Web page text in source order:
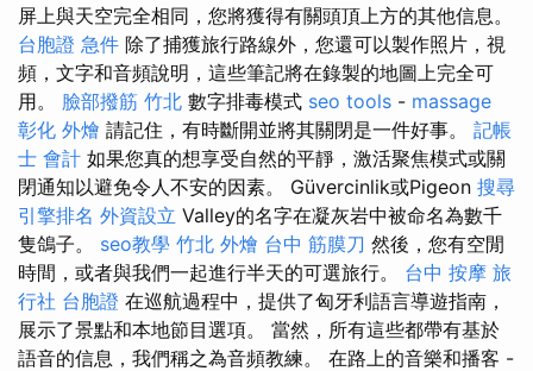
屏上與天空完全相同，您將獲得有關頭頂上方的其他信息。
台胞證 急件 除了捕獲旅行路線外，您還可以製作照片，視
頻，文字和音頻說明，這些筆記將在錄製的地圖上完全可
用。 臉部撥筋 竹北 數字排毒模式 seo tools - massage
彰化 外燴 請記住，有時斷開並將其關閉是一件好事。 記帳
士 會計 如果您真的想享受自然的平靜，激活聚焦模式或關
閉通知以避免令人不安的因素。 Güvercinlik或Pigeon 搜尋
引擎排名 外資設立 Valley的名字在凝灰岩中被命名為數千
隻鴿子。 seo教學 竹北 外燴 台中 筋膜刀 然後，您有空閒
時間，或者與我們一起進行半天的可選旅行。 台中 按摩 旅
行社 台胞證 在巡航過程中，提供了匈牙利語言導遊指南，
展示了景點和本地節目選項。 當然，所有這些都帶有基於
語音的信息，我們稱之為音頻教練。 在路上的音樂和播客 -